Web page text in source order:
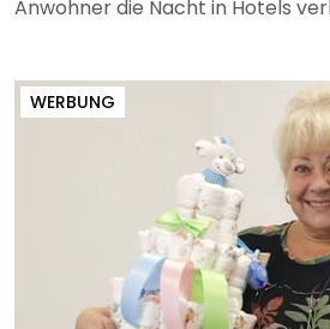
Anwohner die Nacht in Hotels
WERBUNG